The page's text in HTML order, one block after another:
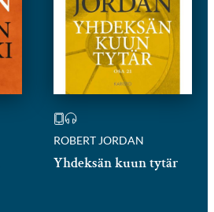
ROBERT JORDAN
Yhdeksän kuun tytär